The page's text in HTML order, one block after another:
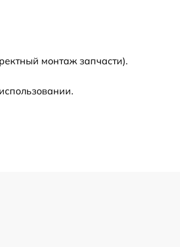
р
монтаж запчасти).